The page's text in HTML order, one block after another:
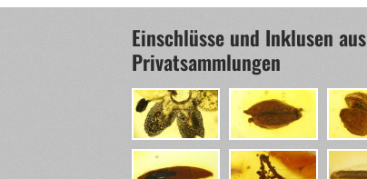
Einschlüsse und Inklusen aus
Privatsammlungen